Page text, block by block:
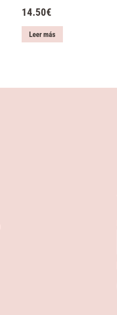
14.50€
Leer más